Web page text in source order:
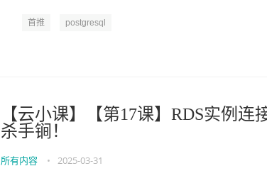
首推 postgresql
【云小课】【第17课】RDS实例连
杀手锏！
所有内容 • 2025-03-31